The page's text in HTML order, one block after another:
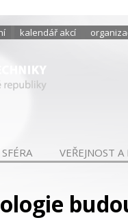
kalendář akcí
VEŘEJNOST